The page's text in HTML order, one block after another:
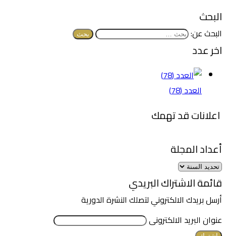
البحث
البحث عن:
اخر عدد
العدد (78)
اعلانات قد تهمك
أعداد المجلة
قائمة الاشتراك البريدي
أرسل بريدك الالكتروني لتصلك النشرة الدورية
عنوان البريد الالكترونى